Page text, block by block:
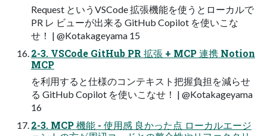
Request というVSCode 拡張機能を使うとローカルで
PR レ ビューが出来る GitHub Copilot を使いこな
せ！ | @Kotakageyama 15
2-3. VSCode GitHub PR 拡張 + MCP 連携 Notion
MCP
を利用すると仕様のコンテキスト把握負担を減らせ
る GitHub Copilot を使いこなせ！ | @Kotakageyama
16
2-3. MCP 機能 - 使用感 良かった点 ローカルエージ